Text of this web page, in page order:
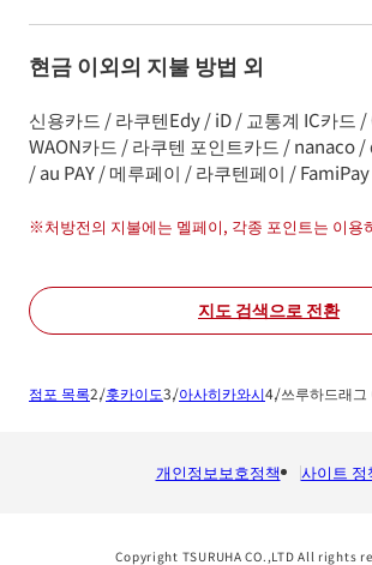
현금 이외의 지불 방법 외
신용카드 / 라쿠텐Edy / iD / 교통계 IC카드 /
WAON카드 / 라쿠텐 포인트카드 / nanaco
/ au PAY / 메루페이 / 라쿠텐페이 / FamiPay
※처방전의 지불에는 멜페이, 각종 포인트는 이용
지도 검색으로 전환
점포 목록 홋카이도 아사히카와시 쓰루하드래그
개인정보보호정책 사이트 정
Copyright TSURUHA CO.,LTD All rights